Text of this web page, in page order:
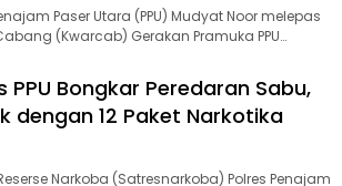
Paser Utara (PPU) Mudyat Noor melepas
(Kwarcab) Gerakan Pramuka PPU…
Bongkar Peredaran Sabu,
dengan 12 Paket Narkotika
Reserse Narkoba (Satresnarkoba) Polres Penajam